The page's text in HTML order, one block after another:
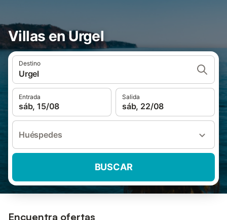
Villas en Urgel
Destino
Urgel
Entrada
sáb, 15/08
Salida
sáb, 22/08
Huéspedes
BUSCAR
Encuentra ofertas